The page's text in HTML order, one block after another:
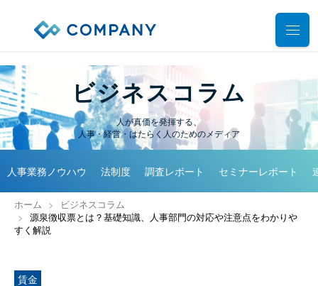
業務別ソリューション
人事管理
給与計算
勤怠管理
雇用手続管理
ID管理
サポート
導入・運用サポート
システム選定支援コンサルティングサービス
プロフェッショナルサービス
ユーザーコミッティ
アウトソーシング（WBS）
導入事例
セミナー
デモ動画
ビジネスコラム
人が真価を発揮する、
人事・経営・はたらく人のためのメディア
人事業務ノウハウ 法制度 調査レポート セミナーレポート
ホーム
ビジネスコラム
源泉徴収票とは？基礎知識、人事部門の対応や注意点をわかりや
すく解説
賃金